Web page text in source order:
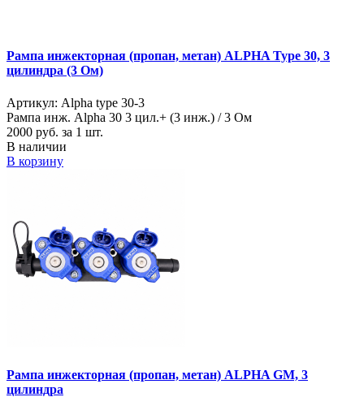
Рампа инжекторная (пропан, метан) ALPHA Type 30, 3
цилиндра (3 Ом)
Артикул: Alpha type 30-3
Рампа инж. Alpha 30 3 цил.+ (3 инж.) / 3 Ом
2000 руб. за 1 шт.
В наличии
В корзину
Рампа инжекторная (пропан, метан) ALPHA GM, 3
цилиндра